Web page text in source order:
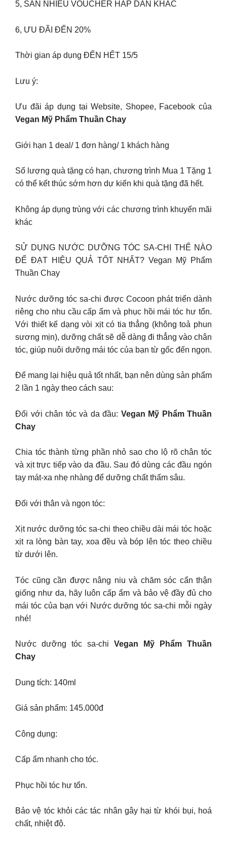
5, SĂN NHIỀU VOUCHER HẤP DẪN KHÁC
6, ƯU ĐÃI ĐẾN 20%
Thời gian áp dụng ĐẾN HẾT 15/5
Lưu ý:
Ưu đãi áp dụng tại Website, Shopee, Facebook của
Vegan Mỹ Phẩm Thuần Chay
Giới hạn 1 deal/ 1 đơn hàng/ 1 khách hàng
Số lượng quà tặng có hạn, chương trình Mua 1 Tặng 1
có thể kết thúc sớm hơn dự kiến khi quà tặng đã hết.
Không áp dụng trùng với các chương trình khuyến mãi
khác
SỬ DỤNG NƯỚC DƯỠNG TÓC SA-CHI THẾ NÀO
ĐỂ ĐẠT HIỆU QUẢ TỐT NHẤT? Vegan Mỹ Phẩm
Thuần Chay
Nước dưỡng tóc sa-chi được Cocoon phát triển dành
riêng cho nhu cầu cấp ẩm và phục hồi mái tóc hư tổn.
Với thiết kế dạng vòi xịt có tia thẳng (không toả phun
sương mịn), dưỡng chất sẽ dễ dàng đi thẳng vào chân
tóc, giúp nuôi dưỡng mái tóc của bạn từ gốc đến ngọn.
Để mang lại hiệu quả tốt nhất, bạn nên dùng sản phẩm
2 lần 1 ngày theo cách sau:
Đối với chân tóc và da đầu: Vegan Mỹ Phẩm Thuần
Chay
Chia tóc thành từng phần nhỏ sao cho lộ rõ chân tóc
và xịt trực tiếp vào da đầu. Sau đó dùng các đầu ngón
tay mát-xa nhẹ nhàng để dưỡng chất thấm sâu.
Đối với thân và ngọn tóc:
Xịt nước dưỡng tóc sa-chi theo chiều dài mái tóc hoặc
xịt ra lòng bàn tay, xoa đều và bóp lên tóc theo chiều
từ dưới lên.
Tóc cũng cần được nâng niu và chăm sóc cẩn thận
giống như da, hãy luôn cấp ẩm và bảo vệ đầy đủ cho
mái tóc của bạn với Nước dưỡng tóc sa-chi mỗi ngày
nhé!
Nước dưỡng tóc sa-chi Vegan Mỹ Phẩm Thuần
Chay
Dung tích: 140ml
Giá sản phẩm: 145.000đ
Công dụng:
Cấp ẩm nhanh cho tóc.
Phục hồi tóc hư tổn.
Bảo vệ tóc khỏi các tác nhân gây hại từ khói bụi, hoá
chất, nhiệt độ.